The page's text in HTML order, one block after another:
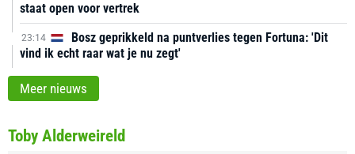
staat open voor vertrek
23:14
Bosz geprikkeld na puntverlies tegen Fortuna: 'Dit
vind ik echt raar wat je nu zegt'
Meer nieuws
Toby Alderweireld